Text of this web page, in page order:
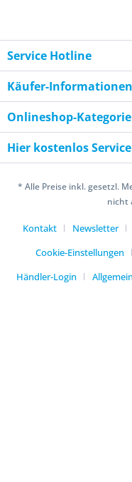
Service Hotline
Käufer-Informationen
Onlineshop-
Hier kostenlos
* Alle Preise inkl. gesetzl.
nicht
Kontakt Newsletter
Cookie-Einstellungen
Händler-Login